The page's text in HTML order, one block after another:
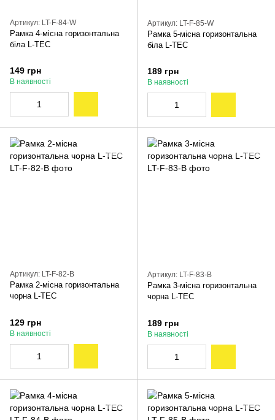
Артикул: LT-F-84-W
Рамка 4-місна горизонтальна
біла L-TEC
149 грн
В наявності
Артикул: LT-F-85-W
Рамка 5-місна горизонтальна
біла L-TEC
189 грн
В наявності
Артикул: LT-F-82-B
Рамка 2-місна горизонтальна
чорна L-TEC
129 грн
В наявності
Артикул: LT-F-83-B
Рамка 3-місна горизонтальна
чорна L-TEC
189 грн
В наявності